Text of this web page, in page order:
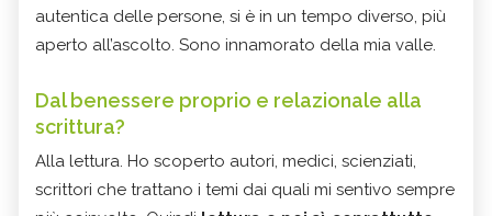
autentica delle persone, si è in un tempo diverso, più
aperto all’ascolto. Sono innamorato della mia valle.
Dal benessere proprio e relazionale alla
scrittura?
Alla lettura. Ho scoperto autori, medici, scienziati,
scrittori che trattano i temi dai quali mi sentivo sempre